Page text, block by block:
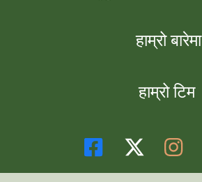
हाम्रो बारेमा
हाम्रो टिम